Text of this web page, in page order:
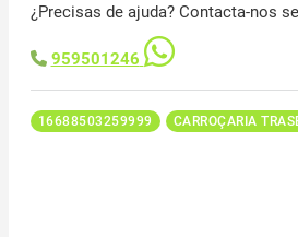
¿Precisas de ajuda? Contacta-nos
959501246
16688503259999 CARROÇARIA